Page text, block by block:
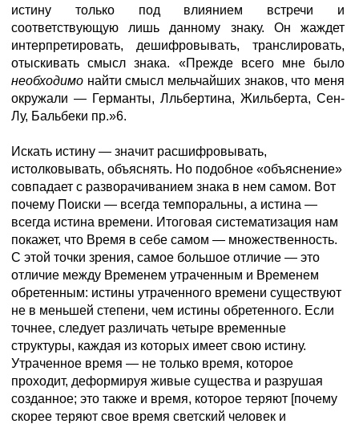
истину только под влиянием встречи и
соответствующую лишь данному знаку. Он жаждет
интерпретировать, дешифровывать, транслировать,
отыскивать смысл знака. «Прежде всего мне было
необходимо найти смысл мельчайших знаков, что меня
окружали — Германты, Лльбертина, Жильберта, Сен-
Лу, Бальбеки пр.»6.
Искать истину — значит расшифровывать,
истолковывать, объяснять. Но подобное «объяснение»
совпадает с разворачиванием знака в нем самом. Вот
почему Поиски — всегда темпоральны, а истина —
всегда истина времени. Итоговая систематизация нам
покажет, что Время в себе самом — множественность.
С этой точки зрения, самое большое отличие — это
отличие между Временем утраченным и Временем
обретенным: истины утраченного времени существуют
не в меньшей степени, чем истины обретенного. Если
точнее, следует различать четыре временные
структуры, каждая из которых имеет свою истину.
Утраченное время — не только время, которое
проходит, деформируя живые существа и разрушая
созданное; это также и время, которое теряют [почему
скорее теряют свое время светский человек и